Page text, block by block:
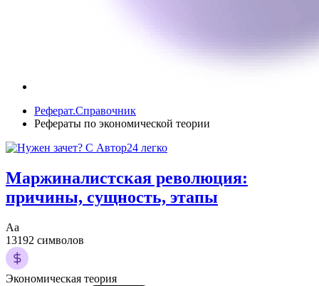
Реферат.Справочник
Рефераты по экономической теории
Маржиналистская революция:
причины, сущность, этапы
Аа
13192 символов
Экономическая теория